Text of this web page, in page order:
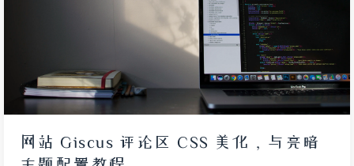
速度，移除 PJAX 并恢复 Lazyload 懒加载，优化了性
能。文章还提醒老读者务必清除浏览器缓存，并分享了
网站图标设计建议。作者感谢读者支持，鼓励大家继续
进步。
网站 Giscus 评论区 CSS 美化，与亮暗